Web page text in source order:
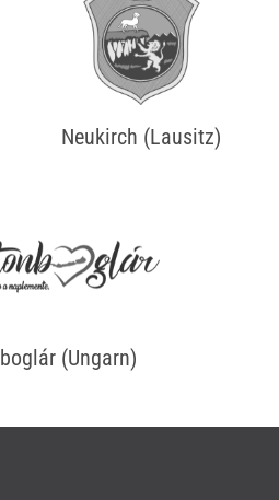
Neukirch (Lausitz)
(Ungarn)